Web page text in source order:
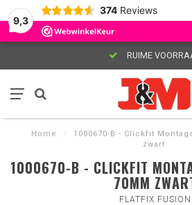
9,3
374 Reviews
RUIME
Home /
1000670-B - Clickfit
zwart
1000670-B - CLICKFIT
70MM
FLATFIX FUSION